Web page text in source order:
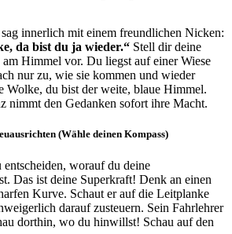
innerlich mit einem freundlichen Nicken:
da bist du ja wieder.“ Stell dir deine
Himmel vor. Du liegst auf einer Wiese
nur zu, wie sie kommen und wieder
Wolke, du bist der weite, blaue Himmel.
nimmt den Gedanken sofort ihre Macht.
(Wähle deinen Kompass)
worauf du deine
Das ist deine Superkraft! Denk an einen
Kurve. Schaut er auf die Leitplanke
darauf zusteuern. Sein Fahrlehrer
dorthin, wo du hinwillst! Schau auf den